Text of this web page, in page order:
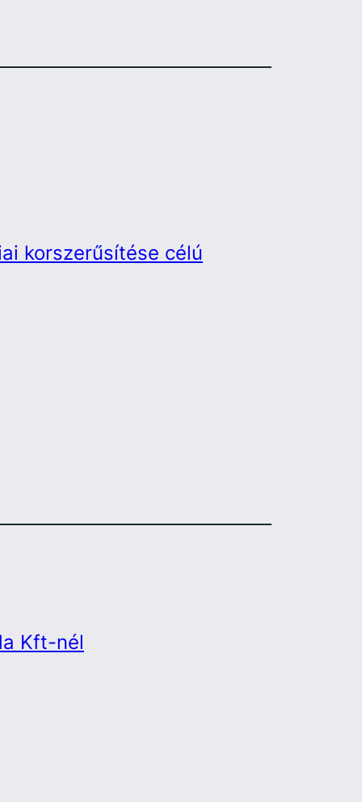
korszerűsítése célú
Kft-nél